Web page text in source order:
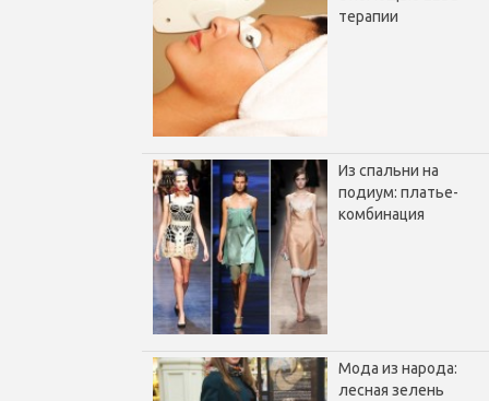
терапии
Из спальни на
подиум: платье-
комбинация
Мода из народа:
лесная зелень